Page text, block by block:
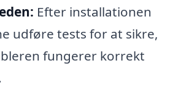
Efter installationen
udføre tests for at sikre,
fungerer korrekt